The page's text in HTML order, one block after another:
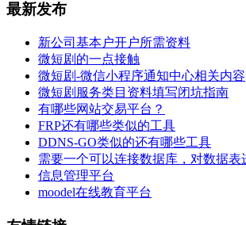
最新发布
新公司基本户开户所需资料
微短剧的一点接触
微短剧-微信小程序通知中心相关内容
微短剧服务类目资料填写闭坑指南
有哪些网站交易平台？
FRP还有哪些类似的工具
DDNS-GO类似的还有哪些工具
需要一个可以连接数据库，对数据
信息管理平台
moodel在线教育平台